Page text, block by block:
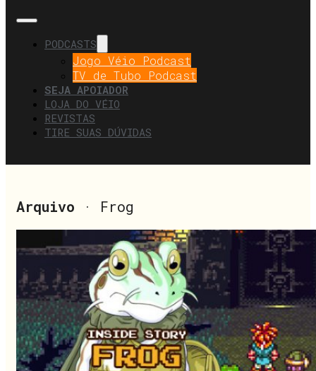
PODCASTS
Jogo Véio Podcast
TV de Tubo Podcast
SEJA APOIADOR
LOJA DO VÉIO
REVISTAS
TIRE SUAS DÚVIDAS
Arquivo · Frog